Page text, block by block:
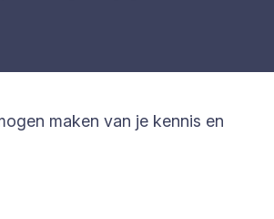
maken van je kennis en